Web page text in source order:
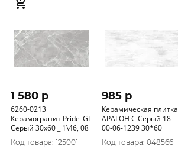
1 580 p
6260-0213
Керамогранит Pride_GT
Серый 30x60 _ 1\46, 08
Код товара: 125001
985 p
Керамическая плитка
АРАГОН С Серый 18-
00-06-1239 30*60
Код товара: 048566